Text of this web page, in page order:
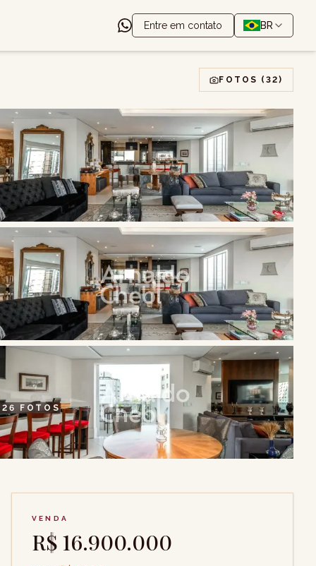
Entre em contato BR
FOTOS (32)
26 FOTOS
VENDA
R$ 16.900.000